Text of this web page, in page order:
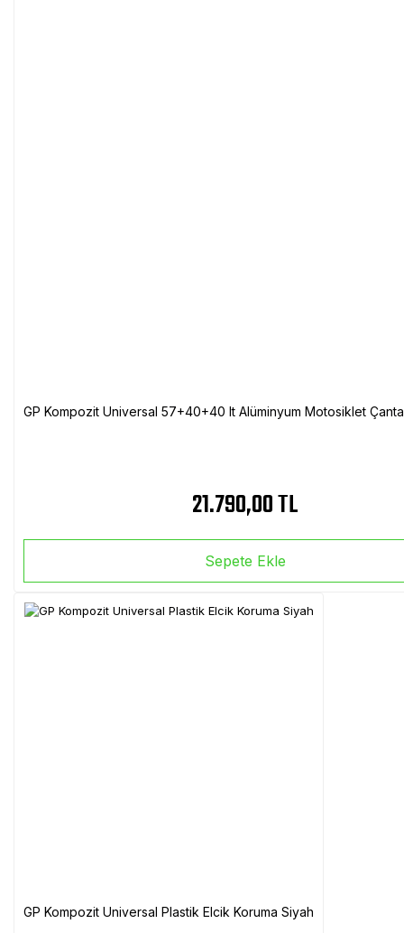
GP Kompozit Universal 57+40+40 lt Alüminyum Motosiklet
21.790,00 TL
Sepete Ekle
GP Kompozit Universal Plastik Elcik Koruma Siyah